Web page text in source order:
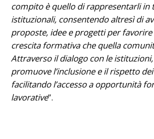
compito è quello di rappresentarli in
istituzionali, consentendo altresì di
proposte, idee e progetti per favorire
crescita formativa che quella
Attraverso il dialogo con le
promuove l’inclusione e il rispetto
facilitando l’accesso a opportunità
lavorative”.